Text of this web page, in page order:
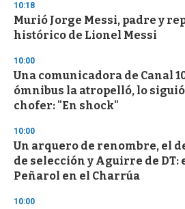
d
s
o
f
3
s
e
c
o
d
s
10:18
Murió Jorge Messi, padre y
histórico de Lionel Messi
10:00
Una comunicadora de Canal
ómnibus la atropelló, lo
chofer: "En shock"
10:00
Un arquero de renombre, el
de selección y Aguirre de DT:
Peñarol en el Charrúa
10:00